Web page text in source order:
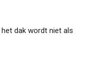
dak wordt niet als